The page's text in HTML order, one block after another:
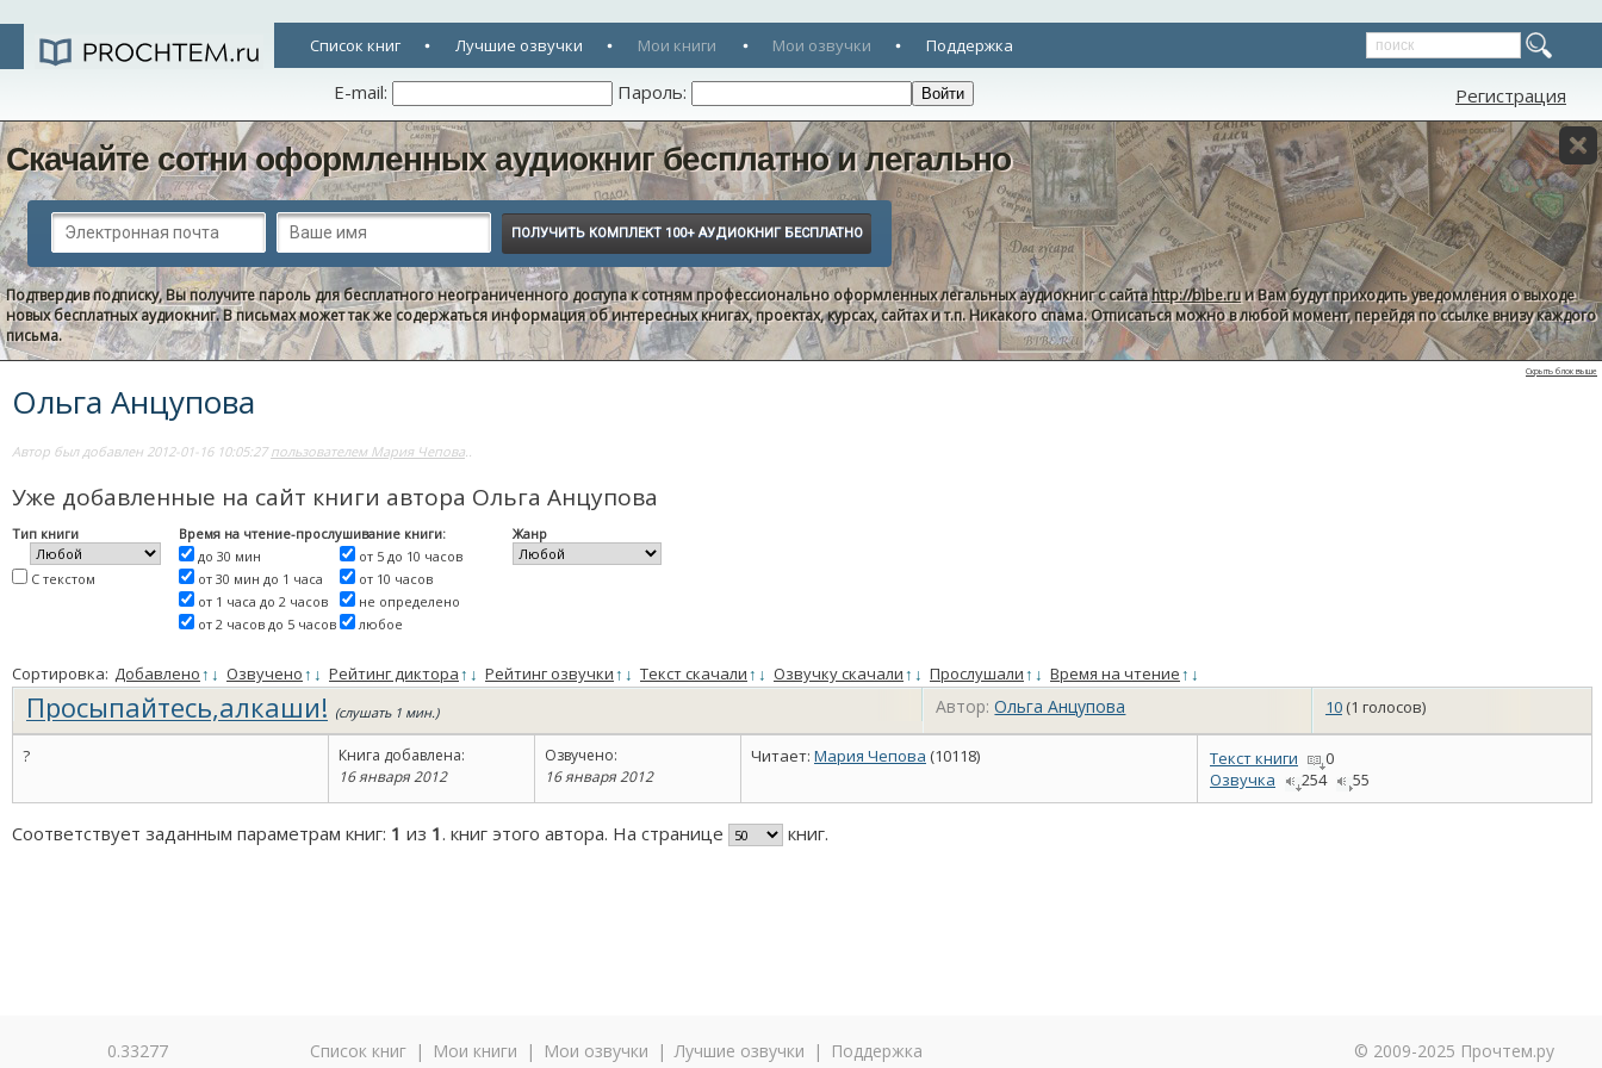
Список книг Лучшие озвучки Мои книги Мои озвучки Поддержка
E-mail: Пароль: Регистрация
Скачайте сотни оформленных аудиокниг бесплатно и легально
Подтвердив подписку, Вы получите пароль для бесплатного неограниченного доступа к сотням профессионально оформленных легальных аудиокниг с сайтаhttp://bibe.ruи Вам будут приходить уведомления о выходе
новых бесплатных аудиокниг. В письмах может так же содержаться информация об интересных книгах, проектах, курсах, сайтах и т.п. Никакого спама. Отписаться можно в любой момент, перейдя по ссылке внизу каждого
письма.
Скрыть блок выше
Ольга Анцупова
Автор был добавлен 2012-01-16 10:05:27пользователем Мария Чепова..
Уже добавленные на сайт книги автора Ольга Анцупова
Тип книги
С текстом
Время на чтение-прослушивание книги:
до 30 мин
от 30 мин до 1 часа
от 1 часа до 2 часов
от 2 часов до 5 часов
от 5 до 10 часов
от 10 часов
не определено
любое
Жанр
Сортировка: Добавлено↑ ↓ Озвучено↑ ↓ Рейтинг диктора↑ ↓ Рейтинг озвучки↑ ↓ Текст скачали↑ ↓ Озвучку скачали↑ ↓ Прослушали↑ ↓ Время на чтение↑ ↓
Просыпайтесь,алкаши! (слушать 1 мин.) Автор:Ольга Анцупова 10(1 голосов)
?
Книга добавлена:
16 января 2012
Озвучено:
16 января 2012
Читает: Мария Чепова (10118) Текст книги
0
Озвучка
254 55
Соответствует заданным параметрам книг: 1 из 1. книг этого автора. На странице книг.
© 2009-2025 Прочтем.ру
0.33277 Список книг | Мои книги | Мои озвучки | Лучшие озвучки | Поддержка